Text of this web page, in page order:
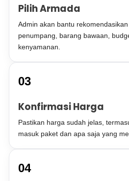
Pilih Armada
Admin akan bantu
penumpang, barang bawaan,
kenyamanan.
03
Konfirmasi Harga
Pastikan harga sudah jelas,
masuk paket dan apa saja yang
04